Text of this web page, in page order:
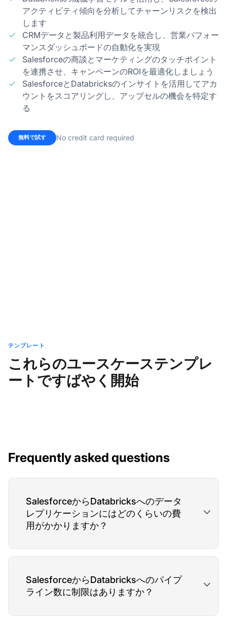
アクティビティ傾向を分析してチャーンリスクを検出
します
CRMデータと製品利用データを統合し、営業パフォー
マンスダッシュボードの自動化を実現
Salesforceの商談とマーケティングのタッチポイント
を連携させ、キャンペーンのROIを最適化しましょう
SalesforceとDatabricksのインサイトを活用してアカ
ウントをスコアリングし、アップセルの機会を特定す
る
無料で試す No credit card required
テンプレート
これらのユースケーステンプレ
ートですばやく開始
Frequently asked questions
SalesforceからDatabricksへのデータ
レプリケーションにはどのくらいの費
用がかかりますか？
SalesforceからDatabricksへのパイプ
ライン数に制限はありますか？